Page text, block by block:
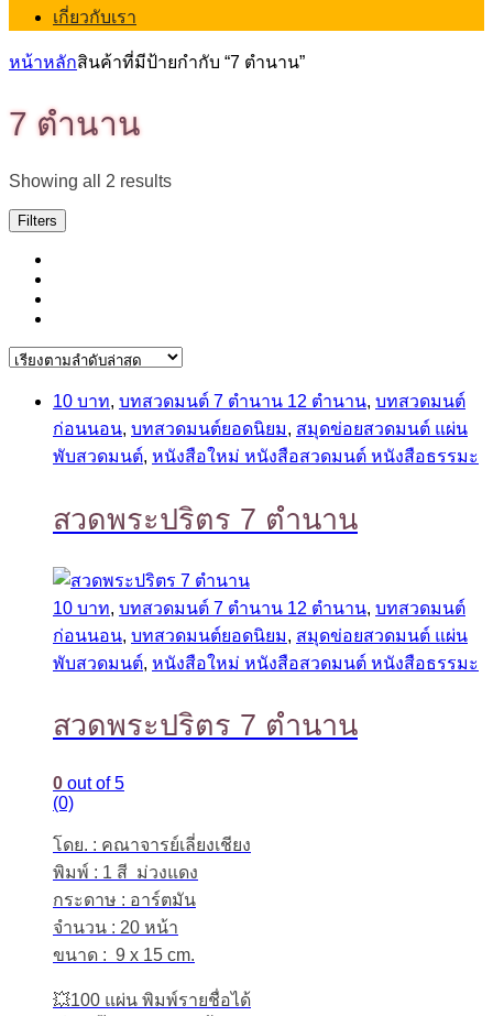
เกี่ยวกับเรา
หน้าหลักสินค้าที่มีป้ายกำกับ “7 ตำนาน”
7 ตำนาน
Showing all 2 resultsSorted
Filters
10 บาท, บทสวดมนต์ 7 ตำนาน 12 ตำนาน, บทสวดมนต์
ก่อนนอน, บทสวดมนต์ยอดนิยม, สมุดข่อยสวดมนต์ แผ่น
พับสวดมนต์, หนังสือใหม่ หนังสือสวดมนต์ หนังสือธรรมะ
สวดพระปริตร 7 ตำนาน
10 บาท, บทสวดมนต์ 7 ตำนาน 12 ตำนาน, บทสวดมนต์
ก่อนนอน, บทสวดมนต์ยอดนิยม, สมุดข่อยสวดมนต์ แผ่น
พับสวดมนต์, หนังสือใหม่ หนังสือสวดมนต์ หนังสือธรรมะ
สวดพระปริตร 7 ตำนาน
0 out of 5
(0)
โดย. : คณาจารย์เลี่ยงเชียง
พิมพ์ : 1 สี ม่วงแดง
กระดาษ : อาร์ตมัน
จำนวน : 20 หน้า
ขนาด : 9 x 15 cm.
💥100 แผ่น พิมพ์รายชื่อได้